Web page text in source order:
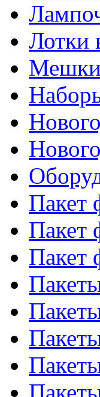
Лотки
Мешки
Пакет
Пакет
Пакет